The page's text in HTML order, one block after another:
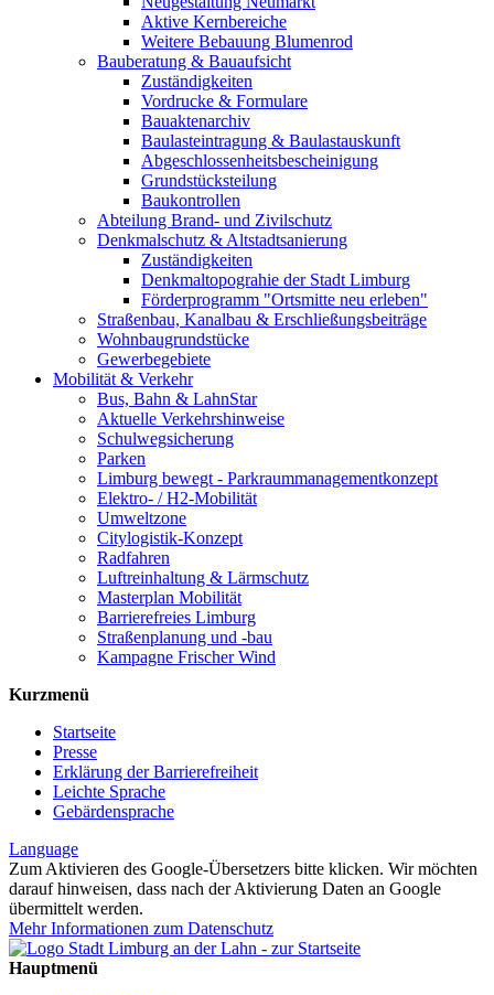
Aktive Kernbereiche
Weitere Bebauung Blumenrod
Bauberatung & Bauaufsicht
Zuständigkeiten
Vordrucke & Formulare
Bauaktenarchiv
Baulasteintragung & Baulastauskunft
Abgeschlossenheitsbescheinigung
Grundstücksteilung
Baukontrollen
Abteilung Brand- und Zivilschutz
Denkmalschutz & Altstadtsanierung
Zuständigkeiten
Denkmaltopograhie der Stadt Limburg
Förderprogramm "Ortsmitte neu erleben"
Straßenbau, Kanalbau & Erschließungsbeiträge
Wohnbaugrundstücke
Gewerbegebiete
Mobilität & Verkehr
Bus, Bahn & LahnStar
Aktuelle Verkehrshinweise
Schulwegsicherung
Parken
Limburg bewegt - Park­raum­management­konzept
Elektro- / H2-Mobilität
Umweltzone
Citylogistik-Konzept
Radfahren
Luftreinhaltung & Lärmschutz
Masterplan Mobilität
Barrierefreies Limburg
Straßenplanung und -bau
Kampagne Frischer Wind
Kurzmenü
Startseite
Presse
Erklärung der Barrierefreiheit
Leichte Sprache
Gebärdensprache
Language
Zum Aktivieren des Google-Übersetzers bitte klicken. Wir möchten
darauf hinweisen, dass nach der Aktivierung Daten an Google
übermittelt werden.
Mehr Informationen zum Datenschutz
Hauptmenü